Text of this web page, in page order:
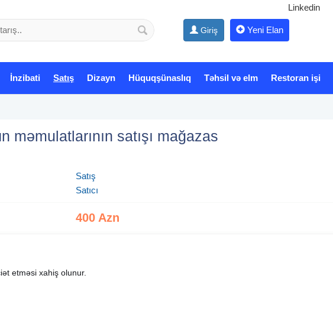
Linkedin
Giriş Yeni Elan
İnzibati Satış Dizayn Hüquqşünaslıq Təhsil və elm Restoran işi
satışı mağazas
Satış
Satıcı
400 Azn
etməsi xahiş olunur.